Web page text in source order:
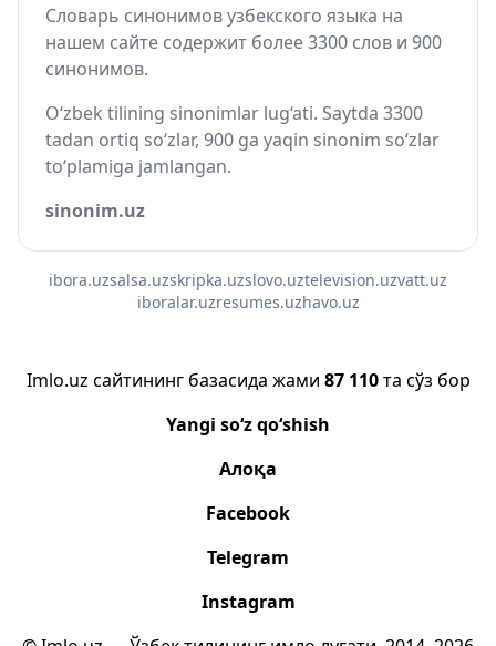
Словарь синонимов узбекского языка на
нашем сайте содержит более 3300 слов и 900
синонимов.
O‘zbek tilining sinonimlar lug‘ati. Saytda 3300
tadan ortiq so‘zlar, 900 ga yaqin sinonim so‘zlar
to‘plamiga jamlangan.
sinonim.uz
ibora.uzsalsa.uzskripka.uzslovo.uztelevision.uzvatt.uz
iboralar.uzresumes.uzhavo.uz
Imlo.uz сайтининг базасида жами 87 110та сўз бор
Yangi so‘z qo‘shish
Алоқа
Facebook
Telegram
Instagram